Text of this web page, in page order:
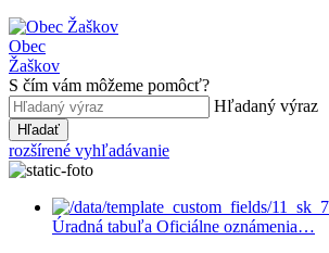
Obec
Žaškov
S čím vám môžeme pomôcť?
Hľadaný výraz
Hľadať
rozšírené vyhľadávanie
Úradná tabuľa Oficiálne oznámenia…